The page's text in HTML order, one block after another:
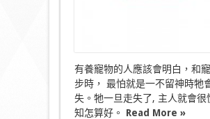
有養寵物的人應該會明白，和
步時， 最怕就是一不留神時牠
失。牠一旦走失了, 主人就會很
知怎算好。 Read More »